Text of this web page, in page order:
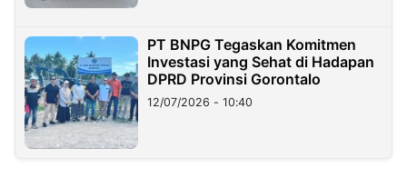
PT BNPG Tegaskan Komitmen
Investasi yang Sehat di Hadapan
DPRD Provinsi Gorontalo
12/07/2026 - 10:40